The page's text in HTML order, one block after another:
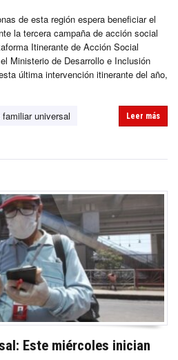
de esta región espera beneficiar el
la tercera campaña de acción social
Itinerante de Acción Social
Ministerio de Desarrollo e Inclusión
última intervención itinerante del año,
familiar universal
Leer más
Este miércoles inician